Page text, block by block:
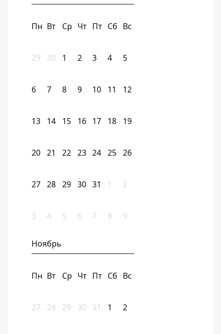
Пн Вт Ср Чт Пт Сб Вс
29 30 1 2 3 4 5
6 7 8 9 10 11 12
13 14 15 16 17 18 19
20 21 22 23 24 25 26
27 28 29 30 31 1 2
3 4 5 6 7 8 9
Ноябрь
Пн Вт Ср Чт Пт Сб Вс
27 28 29 30 31 1 2